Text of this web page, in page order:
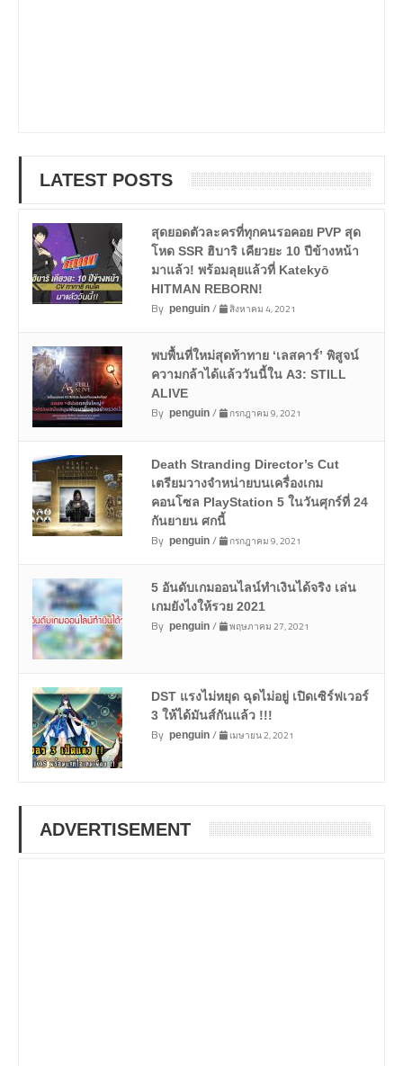
LATEST POSTS
สุดยอดตัวละครที่ทุกคนรอคอย PVP สุด
โหด SSR ฮิบาริ เคียวยะ 10 ปีข้างหน้า
มาแล้ว! พร้อมลุยแล้วที่ Katekyō
HITMAN REBORN!
By penguin/ สิงหาคม 4, 2021
พบพื้นที่ใหม่สุดท้าทาย ‘เลสคาร์’ พิสูจน์
ความกล้าได้แล้ววันนี้ใน A3: STILL
ALIVE
By penguin/ กรกฎาคม 9, 2021
Death Stranding Director’s Cut
เตรียมวางจำหน่ายบนเครื่องเกม
คอนโซล PlayStation 5 ในวันศุกร์ที่ 24
กันยายน ศกนี้
By penguin/ กรกฎาคม 9, 2021
5 อันดับเกมออนไลน์ทำเงินได้จริง เล่น
เกมยังไงให้รวย 2021
By penguin/ พฤษภาคม 27, 2021
DST แรงไม่หยุด ฉุดไม่อยู่ เปิดเซิร์ฟเวอร์
3 ให้ได้มันส์กันแล้ว !!!
By penguin/ เมษายน 2, 2021
ADVERTISEMENT